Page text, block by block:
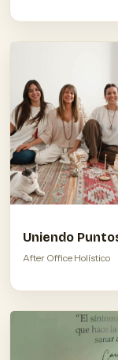
Uniendo
After Office Holístico